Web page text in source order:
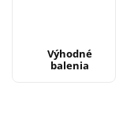
Výhodné
balenia